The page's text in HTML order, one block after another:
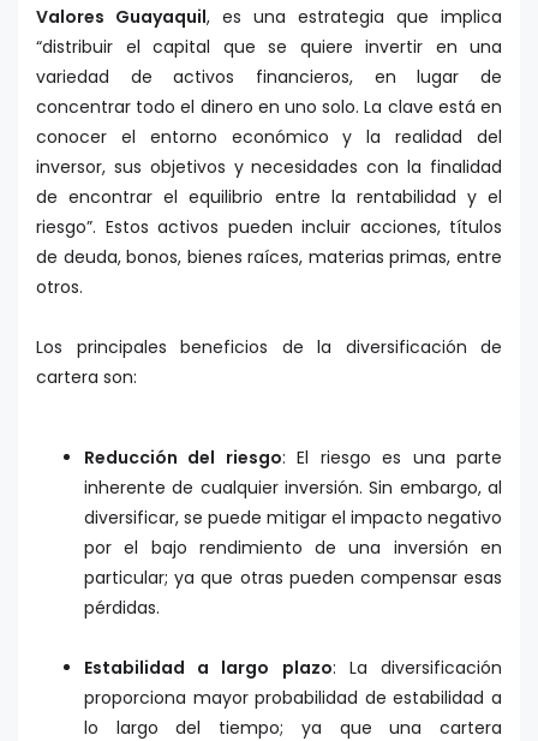
Valores Guayaquil, es una estrategia que implica
“distribuir el capital que se quiere invertir en una
variedad de activos financieros, en lugar de
concentrar todo el dinero en uno solo. La clave está en
conocer el entorno económico y la realidad del
inversor, sus objetivos y necesidades con la finalidad
de encontrar el equilibrio entre la rentabilidad y el
riesgo”. Estos activos pueden incluir acciones, títulos
de deuda, bonos, bienes raíces, materias primas, entre
otros.
Los principales beneficios de la diversificación de
cartera son:
Reducción del riesgo: El riesgo es una parte
inherente de cualquier inversión. Sin embargo, al
diversificar, se puede mitigar el impacto negativo
por el bajo rendimiento de una inversión en
particular; ya que otras pueden compensar esas
pérdidas.
Estabilidad a largo plazo: La diversificación
proporciona mayor probabilidad de estabilidad a
lo largo del tiempo; ya que una cartera